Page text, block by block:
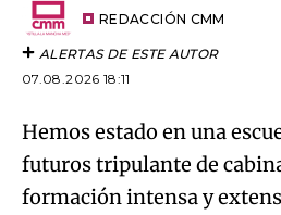
REDACCIÓN CMM
ALERTAS DE ESTE AUTOR
07.08.2026 18:11
Hemos estado en una
futuros tripulante de
formación intensa y